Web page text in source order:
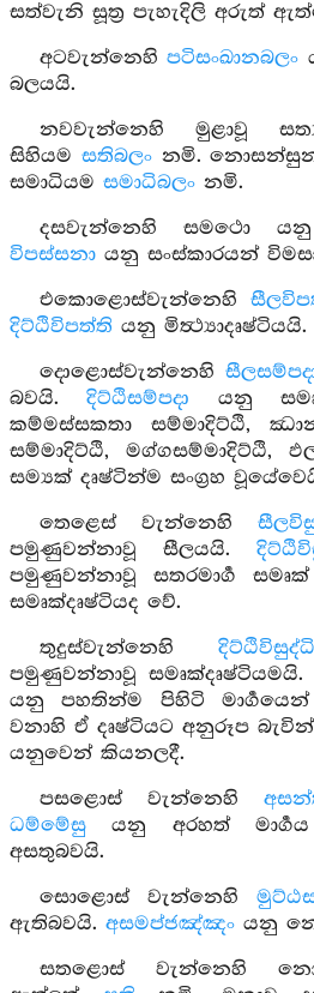
සත්වැනි සූත්‍ර පැහැදිලි අරුත්
අටවැන්නෙහිපටිසංඛානබලං
බලයයි.
නවවැන්නෙහි මුළාවූ
සිහියම සතිබලංනමි. නොසන්සුන්
සමාධියම සමාධිබලං නමි.
දසවැන්නෙහි සමථො
විපස්සනා යනු සංස්කාරයන්
එකොළොස්වැන්නෙහි
දිට්ඨිවිපත්ති යනු මිත්‍ථ්‍යාදෘෂ්ටියයි.
දොළොස්වැන්නෙහි
බවයි.දිට්ඨිසම්පදා යනු
කම්මස්සකතා සම්මාදිට්ඨි,
සම්මාදිට්ඨි, මග්ගසම්මාදිට්ඨි,
සම්‍යක් දෘෂ්ටින්ම සංග්‍රහ
තෙළෙස් වැන්නෙහි
පමුණුවන්නාවූ සීලයයි.
පමුණුවන්නාවූ සතරමාර්‍ග
සමෘක්දෘෂ්ටියද වේ.
තුදුස්වැන්නෙහිදිට්ඨිවිසුද්ධි
පමුණුවන්නාවූ සමෘක්දෘෂ්ටියමයි.
යනු පහතින්ම පිහිටි
වනාහි ඒ දෘෂ්ටියට අනුරූප
යනුවෙන් කියනලදී.
පසළොස් වැන්නෙහි
ධම්මේසු යනු අරහත් මාර්‍ගය
අසතුබවයි.
සොළොස් වැන්නෙහි
ඇතිබවයි. අසමප්ජඤ්ඤං යනු
සතළොස් වැන්නෙහි